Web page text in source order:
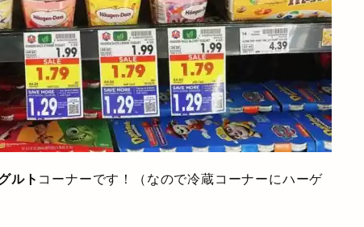
ルト コーナーです！（なので冷蔵コーナーにハーゲ